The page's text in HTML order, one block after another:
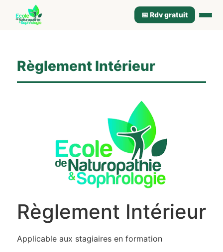
📅 Rdv gratuit
Règlement Intérieur
Règlement Intérieur
Applicable aux stagiaires en formation